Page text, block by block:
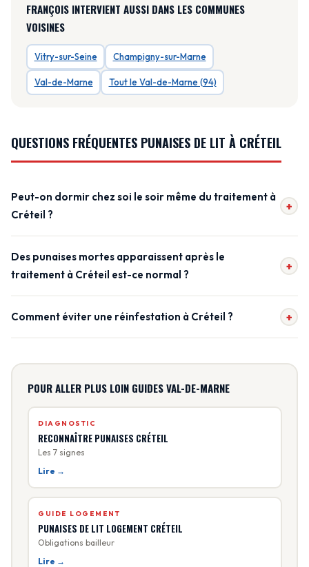
FRANÇOIS INTERVIENT AUSSI DANS LES COMMUNES
VOISINES
Vitry-sur-Seine Champigny-sur-Marne
Val-de-Marne Tout le Val-de-Marne (94)
QUESTIONS FRÉQUENTES PUNAISES DE LIT À CRÉTEIL
Peut-on dormir chez soi le soir même du traitement à
Créteil ?
+
Des punaises mortes apparaissent après le
traitement à Créteil est-ce normal ?
+
Comment éviter une réinfestation à Créteil ? +
POUR ALLER PLUS LOIN GUIDES VAL-DE-MARNE
DIAGNOSTIC
RECONNAÎTRE PUNAISES CRÉTEIL
Les 7 signes
Lire →
GUIDE LOGEMENT
PUNAISES DE LIT LOGEMENT CRÉTEIL
Obligations bailleur
Lire →